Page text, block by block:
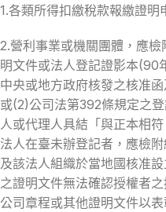
1.各類所得扣繳稅款報繳證明
2.營利事業或機關團體，應
明文件或法人登記證影本(90
中央或地方政府核發之核准
或(2)公司法第392條規定之
人或代理人具結「與正本相
法人在臺未辦登記者，應檢
及該法人組織於當地國核准
之證明文件無法確認授權者
公司章程或其他證明文件以